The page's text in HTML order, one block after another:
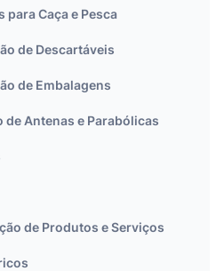
Caça e Pesca
de Descartáveis
de Embalagens
Antenas e Parabólicas
de Produtos e Serviços